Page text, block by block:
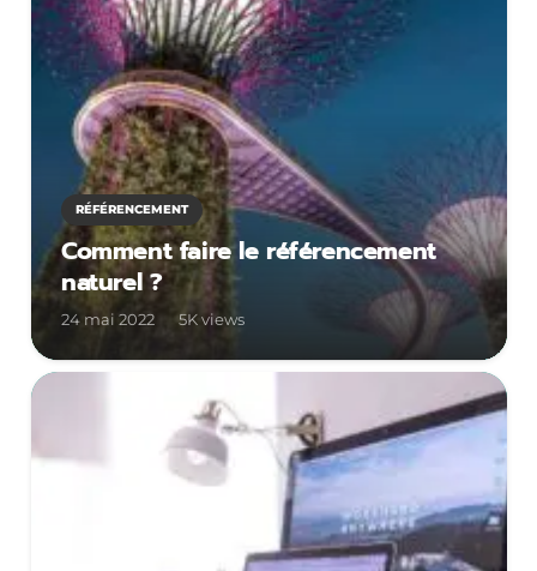
RÉFÉRENCEMENT
Comment faire le référencement
naturel ?
24 mai 2022 5Kviews